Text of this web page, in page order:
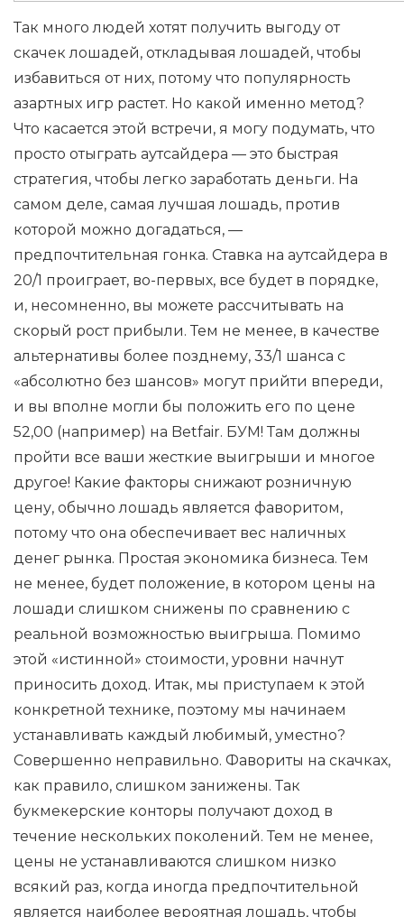
Так много людей хотят получить выгоду от
скачек лошадей, откладывая лошадей, чтобы
избавиться от них, потому что популярность
азартных игр растет. Но какой именно метод?
Что касается этой встречи, я могу подумать, что
просто отыграть аутсайдера — это быстрая
стратегия, чтобы легко заработать деньги. На
самом деле, самая лучшая лошадь, против
которой можно догадаться, —
предпочтительная гонка. Ставка на аутсайдера в
20/1 проиграет, во-первых, все будет в порядке,
и, несомненно, вы можете рассчитывать на
скорый рост прибыли. Тем не менее, в качестве
альтернативы более позднему, 33/1 шанса с
«абсолютно без шансов» могут прийти впереди,
и вы вполне могли бы положить его по цене
52,00 (например) на Betfair. БУМ! Там должны
пройти все ваши жесткие выигрыши и многое
другое! Какие факторы снижают розничную
цену, обычно лошадь является фаворитом,
потому что она обеспечивает вес наличных
денег рынка. Простая экономика бизнеса. Тем
не менее, будет положение, в котором цены на
лошади слишком снижены по сравнению с
реальной возможностью выигрыша. Помимо
этой «истинной» стоимости, уровни начнут
приносить доход. Итак, мы приступаем к этой
конкретной технике, поэтому мы начинаем
устанавливать каждый любимый, уместно?
Совершенно неправильно. Фавориты на скачках,
как правило, слишком занижены. Так
букмекерские конторы получают доход в
течение нескольких поколений. Тем не менее,
цены не устанавливаются слишком низко
всякий раз, когда иногда предпочтительной
является наиболее вероятная лошадь, чтобы